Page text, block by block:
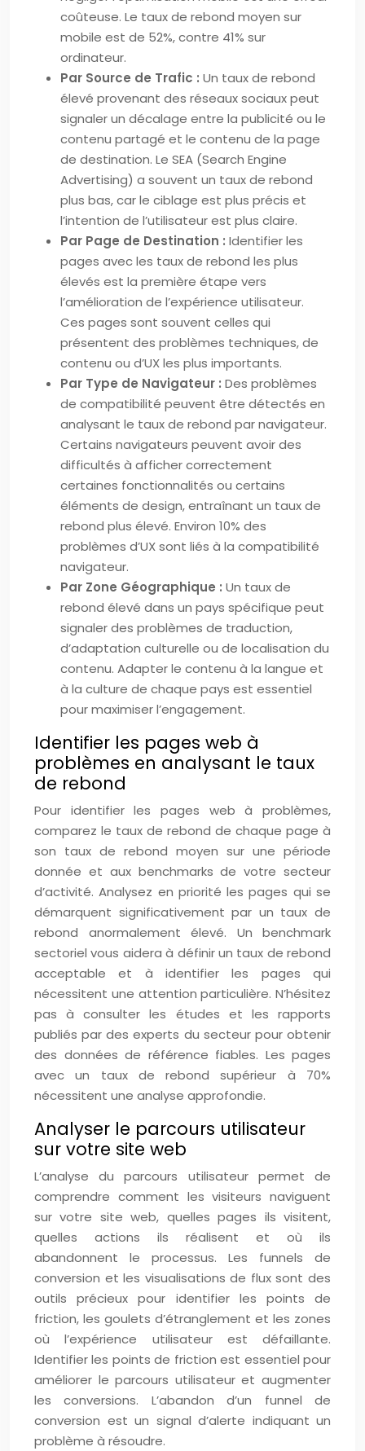
coûteuse. Le taux de rebond moyen sur
mobile est de 52%, contre 41% sur
ordinateur.
Par Source de Trafic : Un taux de rebond
élevé provenant des réseaux sociaux peut
signaler un décalage entre la publicité ou le
contenu partagé et le contenu de la page
de destination. Le SEA (Search Engine
Advertising) a souvent un taux de rebond
plus bas, car le ciblage est plus précis et
l’intention de l’utilisateur est plus claire.
Par Page de Destination : Identifier les
pages avec les taux de rebond les plus
élevés est la première étape vers
l’amélioration de l’expérience utilisateur.
Ces pages sont souvent celles qui
présentent des problèmes techniques, de
contenu ou d’UX les plus importants.
Par Type de Navigateur : Des problèmes
de compatibilité peuvent être détectés en
analysant le taux de rebond par navigateur.
Certains navigateurs peuvent avoir des
difficultés à afficher correctement
certaines fonctionnalités ou certains
éléments de design, entraînant un taux de
rebond plus élevé. Environ 10% des
problèmes d’UX sont liés à la compatibilité
navigateur.
Par Zone Géographique : Un taux de
rebond élevé dans un pays spécifique peut
signaler des problèmes de traduction,
d’adaptation culturelle ou de localisation du
contenu. Adapter le contenu à la langue et
à la culture de chaque pays est essentiel
pour maximiser l’engagement.
Identifier les pages web à
problèmes en analysant le taux
de rebond
Pour identifier les pages web à problèmes,
comparez le taux de rebond de chaque page à
son taux de rebond moyen sur une période
donnée et aux benchmarks de votre secteur
d’activité. Analysez en priorité les pages qui se
démarquent significativement par un taux de
rebond anormalement élevé. Un benchmark
sectoriel vous aidera à définir un taux de rebond
acceptable et à identifier les pages qui
nécessitent une attention particulière. N’hésitez
pas à consulter les études et les rapports
publiés par des experts du secteur pour obtenir
des données de référence fiables. Les pages
avec un taux de rebond supérieur à 70%
nécessitent une analyse approfondie.
Analyser le parcours utilisateur
sur votre site web
L’analyse du parcours utilisateur permet de
comprendre comment les visiteurs naviguent
sur votre site web, quelles pages ils visitent,
quelles actions ils réalisent et où ils
abandonnent le processus. Les funnels de
conversion et les visualisations de flux sont des
outils précieux pour identifier les points de
friction, les goulets d’étranglement et les zones
où l’expérience utilisateur est défaillante.
Identifier les points de friction est essentiel pour
améliorer le parcours utilisateur et augmenter
les conversions. L’abandon d’un funnel de
conversion est un signal d’alerte indiquant un
problème à résoudre.